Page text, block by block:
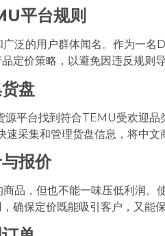
平台规则
广泛的用户群体闻名。作为一
定价策略，以避免因违反规则
盘
源平台找到符合TEMU受欢迎
速采集和管理货盘信息，将中文
报价
品，但也不能一味压低利润。
确保定价既能吸引客户，又能保